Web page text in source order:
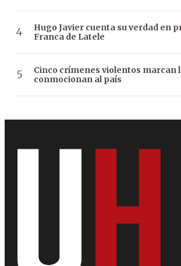
Hugo Javier cuenta su verdad en
Franca de Latele
Cinco crímenes violentos marcan
conmocionan al país